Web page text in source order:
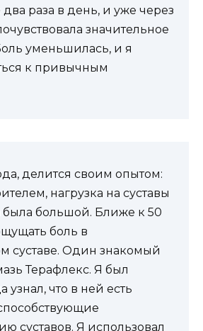
раза в день, и уже через
значительное
уменьшилась, и я
к привычным
делится своим опытом:
нагрузка на суставы
была большой. Ближе к 50
боль в
суставе. Один знакомый
Терафлекс. Я был
узнал, что в ней есть
суставов. Я использовал